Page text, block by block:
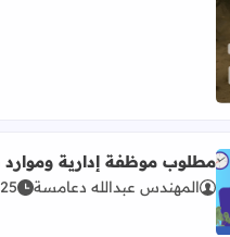
عن تعليمات هامة من الدفاع
عن مطلوب موظفة إدارية وموارد
مطلوب موظفة إدارية وموارد
المهندس عبدالله دعامسة